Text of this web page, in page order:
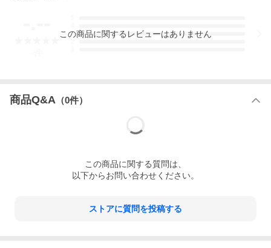
3
この商品に関するレビューはありません
商品Q&A （0件）
この商品に関する質問は、
以下からお問い合わせください。
ストアに質問を投稿する